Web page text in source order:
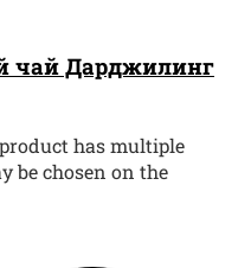
чай Дарджилинг
has multiple
be chosen on the